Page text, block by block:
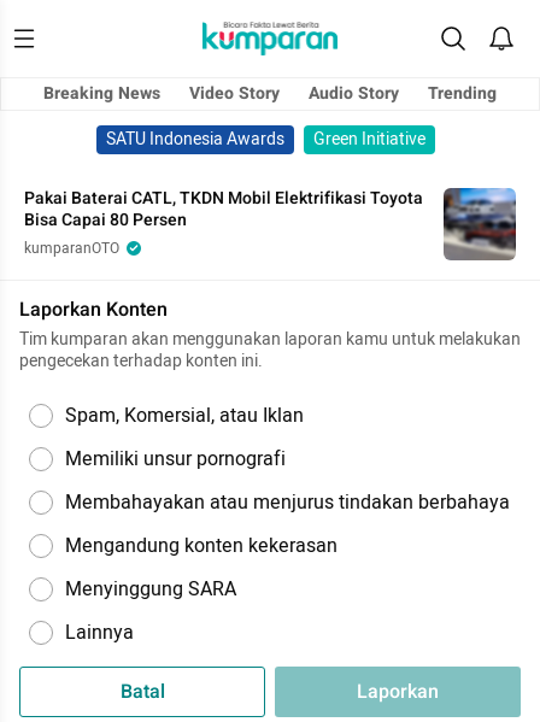
Breaking News Video Story Audio Story
Trending
SATU Indonesia Awards
Green Initiative
Pakai Baterai CATL, TKDN Mobil Elektrifikasi Toyota
Bisa Capai 80 Persen
kumparanOTO
Laporkan Konten
Tim kumparan akan menggunakan laporan kamu untuk melakukan
pengecekan terhadap konten ini.
Spam, Komersial, atau Iklan
Memiliki unsur pornografi
Membahayakan atau menjurus tindakan berbahaya
Mengandung konten kekerasan
Menyinggung SARA
Lainnya
Batal Laporkan